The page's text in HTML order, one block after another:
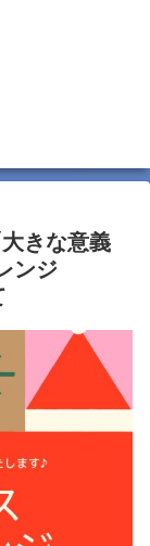
きな意義
ンジ